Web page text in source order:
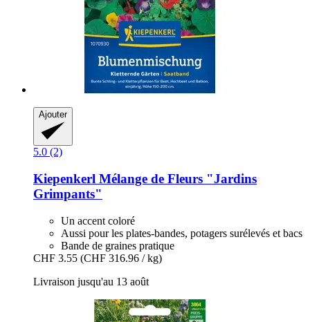
Ajouter
5.0 (2)
Kiepenkerl Mélange de Fleurs "Jardins
Grimpants"
Un accent coloré
Aussi pour les plates-bandes, potagers surélevés et bacs
Bande de graines pratique
CHF 3.55 (CHF 316.96 / kg)
Livraison jusqu'au 13 août